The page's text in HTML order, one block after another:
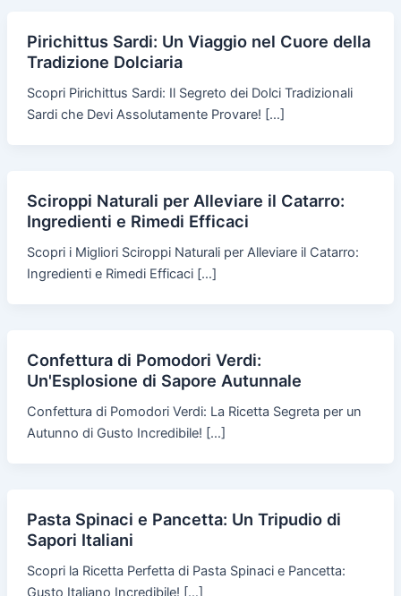
Pirichittus Sardi: Un Viaggio nel Cuore della
Tradizione Dolciaria
Scopri Pirichittus Sardi: Il Segreto dei Dolci Tradizionali
Sardi che Devi Assolutamente Provare! […]
Sciroppi Naturali per Alleviare il Catarro:
Ingredienti e Rimedi Efficaci
Scopri i Migliori Sciroppi Naturali per Alleviare il Catarro:
Ingredienti e Rimedi Efficaci […]
Confettura di Pomodori Verdi:
Un'Esplosione di Sapore Autunnale
Confettura di Pomodori Verdi: La Ricetta Segreta per un
Autunno di Gusto Incredibile! […]
Pasta Spinaci e Pancetta: Un Tripudio di
Sapori Italiani
Scopri la Ricetta Perfetta di Pasta Spinaci e Pancetta:
Gusto Italiano Incredibile! […]